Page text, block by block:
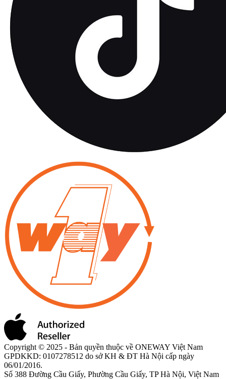
Copyright © 2025 - Bản quyền thuộc về ONEWAY Việt Nam
GPDKKD: 0107278512 do sở KH & ĐT Hà Nội cấp ngày
06/01/2016.
Số 388 Đường Cầu Giấy, Phường Cầu Giấy, TP Hà Nội, Việt Nam